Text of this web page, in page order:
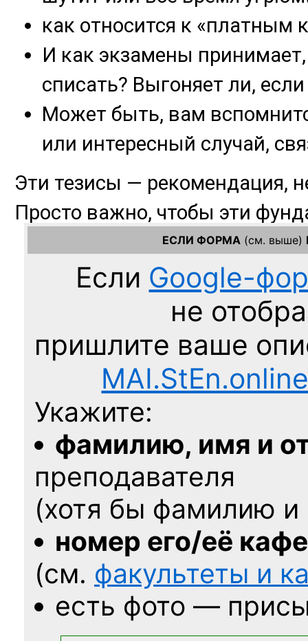
ЕСЛИ ФОРМА (см. выше)
Если Google-
не
пришлите ваше
Укажите:
фамилию, имя и
преподавателя
(хотя бы фамилию
номер его/её
(см. факультеты и
есть фото —